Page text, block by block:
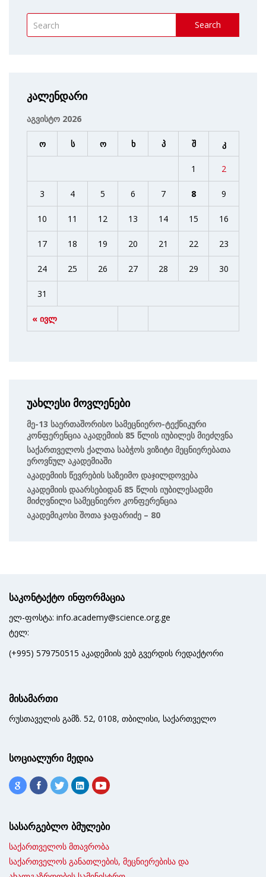
Search
კალენდარი
აგვისტო 2026
ო ს ო ხ პ შ კ
« ივლ
1 2
3 4 5 6 7 8 9
10 11 12 13 14 15 16
17 18 19 20 21 22 23
24 25 26 27 28 29 30
31
უახლესი მოვლენები
Მე-13 Საერთაშორისო Სამეცნიერო-Ტექნიკური
Კონფერენცია Აკადემიის 85 Წლის Იუბილეს Მიეძღვნა
Საქართველოს Ქალთა Საბჭოს Ვიზიტი Მეცნიერებათა
Ეროვნულ Აკადემიაში
Აკადემიის Წევრების Საზეიმო Დაჯილდოვება
Აკადემიის Დაარსებიდან 85 Წლის Იუბილესადმი
Მიძღვნილი Სამეცნიერო Კონფერენცია
Აკადემიკოსი Შოთა Ჯაფარიძე – 80
საკონტაქტო ინფორმაცია
ელ-ფოსტა: info.academy@science.org.ge
ტელ:
(+995) 579750515 აკადემიის ვებ გვერდის რედაქტორი
მისამართი
რუსთაველის გამზ. 52, 0108, თბილისი, საქართველო
სოციალური მედია
სასარგებლო ბმულები
საქართველოს მთავრობა
საქართველოს განათლების, მეცნიერებისა და